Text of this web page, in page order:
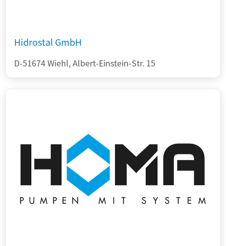
Hidrostal GmbH
D-51674 Wiehl, Albert-Einstein-Str. 15